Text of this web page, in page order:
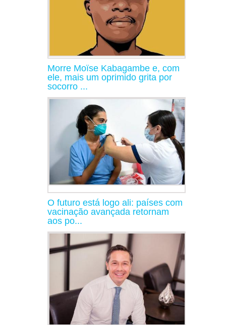
Morre Moïse Kabagambe e, com
ele, mais um oprimido grita por
socorro ...
O futuro está logo ali: países com
vacinação avançada retornam
aos po...